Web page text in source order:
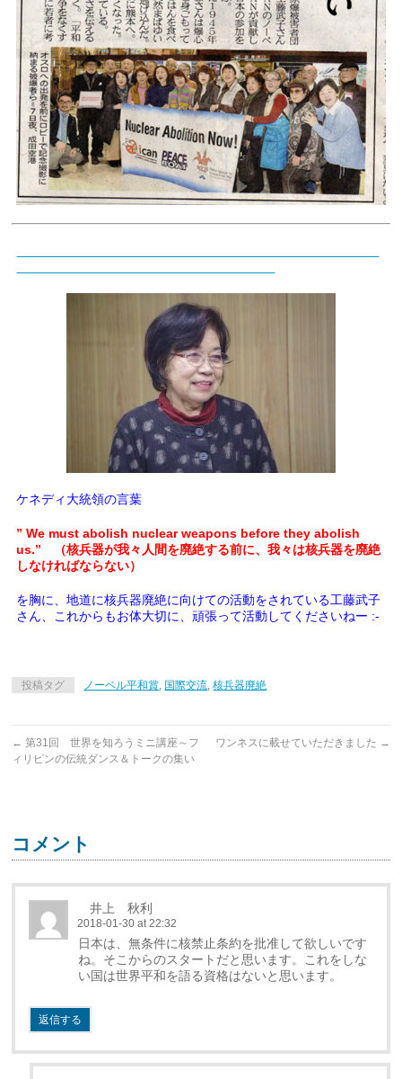
ケネディ大統領の言葉
” We must abolish nuclear weapons before they abolish
us.” （核兵器が我々人間を廃絶する前に、我々は核兵器を廃絶
しなければならない）
を胸に、地道に核兵器廃絶に向けての活動をされている工藤武子
さん、これからもお体大切に、頑張って活動してくださいねー :-
投稿タグ ノーベル平和賞, 国際交流,核兵器廃絶
← 第31回 世界を知ろうミニ講座～フ
ィリピンの伝統ダンス＆トークの集い
ワンネスに載せていただきました →
コメント
井上 秋利
2018-01-30 at 22:32
日本は、無条件に核禁止条約を批准して欲しいです
ね。そこからのスタートだと思います。これをしな
い国は世界平和を語る資格はないと思います。
返信する